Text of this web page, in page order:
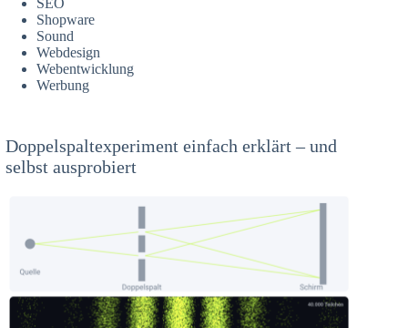
SEO
Shopware
Sound
Webdesign
Webentwicklung
Werbung
Doppelspaltexperiment einfach erklärt – und
selbst ausprobiert